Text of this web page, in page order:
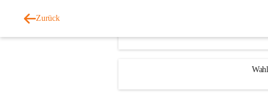
Zurück